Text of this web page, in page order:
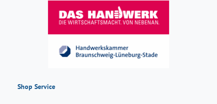
Shop Service